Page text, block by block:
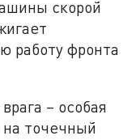
скорой
работу фронта
– особая
точечный